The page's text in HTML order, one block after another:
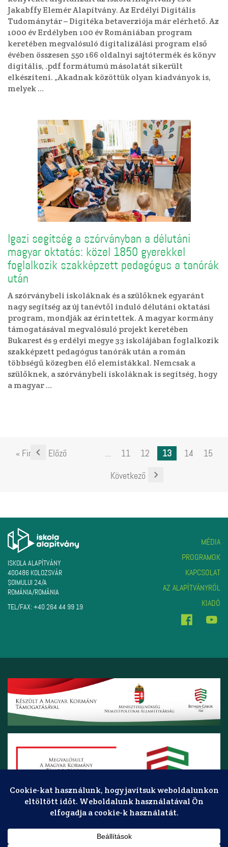
Jakabffy Elemér Alapítvány. Az Erdélyi Digitális
Tudománytár – Digitéka betaverziója már elérhető. Az
1000 év Erdélyben 100 év Romániában program
keretében megvalósuló digitalizálási program első
évében összesen 550 166 oldalnyi sajtótermék és könyv
digitális, .pdf formátumú másolatát sikerült
elkészíteni. „Akadnak közöttük olyan kiadványok is,
melyek …
Igazi segítség a szórványban a délutáni
magyar oktatás: közel 1850 gyerekkel
foglalkozik szakképzett pedagógus a tanórák
után
A szórványbeli iskoláknak és a szülőknek egyaránt
nagy segítség az új tanévtől induló délutáni oktatási
program, mondják az érintettek. A magyar kormány
támogatásával megvalósuló projekt keretében
Bukarest és 9 erdélyi megye 33 iskolájában foglalkozik
szakképzett pedagógus tanórák után a román
többségű közegben élő elemistákkal. Nemcsak a
szülőknek, a szórványbeli iskoláknak is segítség, hogy
a magyar …
« First Előző ... 11 12 13 14
15
Következő
ISKOLA ALAPÍTVÁNY
400486 KOLOZSVÁR
ŞOIMULUI 24/A
ROMÁNIA/ROMÂNIA
TEL/FAX: +40 264 44 99 19
MÉDIA
PROGRAMOK
KAPCSOLAT
AZ ALAPÍTVÁNYRÓL
KIADÓ